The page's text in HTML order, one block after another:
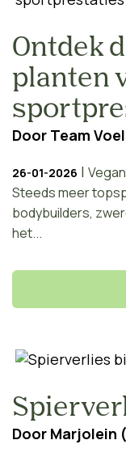
Ontdek
planten
Door Team
26-01-2026 |
Steeds meer
bodybuilders,
het...
Door Marjolein